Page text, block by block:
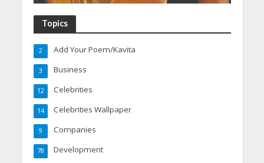
Topics
Add Your Poem/Kavita
2
Business
3
Celebrities
12
Celebrities Wallpaper
14
Companies
9
Development
78